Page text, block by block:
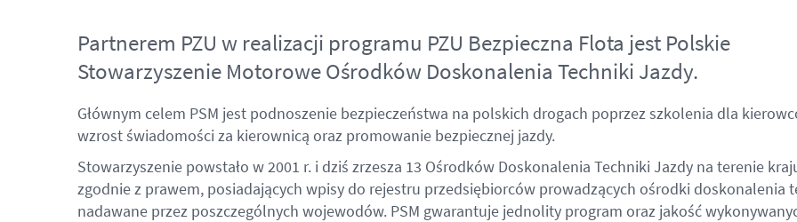
Partnerem PZU w realizacji programu PZU Bezpieczna Flota jest Polskie
Stowarzyszenie Motorowe Ośrodków Doskonalenia Techniki Jazdy.
Głównym celem PSM jest podnoszenie bezpieczeństwa na polskich drogach poprzez szkolenia dla
wzrost świadomości za kierownicą oraz promowanie bezpiecznej jazdy.
Stowarzyszenie powstało w 2001 r. i dziś zrzesza 13 Ośrodków Doskonalenia Techniki Jazdy na terenie
zgodnie z prawem, posiadających wpisy do rejestru przedsiębiorców prowadzących ośrodki doskonalenia
nadawane przez poszczególnych wojewodów. PSM gwarantuje jednolity program oraz jakość